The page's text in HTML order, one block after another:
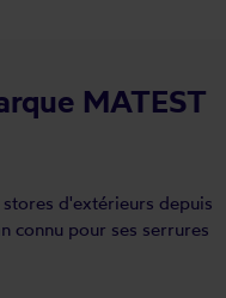
MATEST
d'extérieurs depuis
connu pour ses serrures